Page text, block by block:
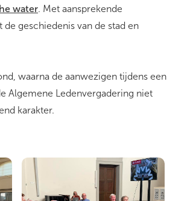
water. Met aansprekende
geschiedenis van de stad en
waarna de aanwezigen tijdens een
Algemene Ledenvergadering niet
karakter.